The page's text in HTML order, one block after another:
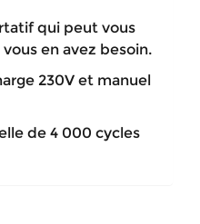
qui peut vous
en avez besoin.
230V et manuel
de 4 000 cycles